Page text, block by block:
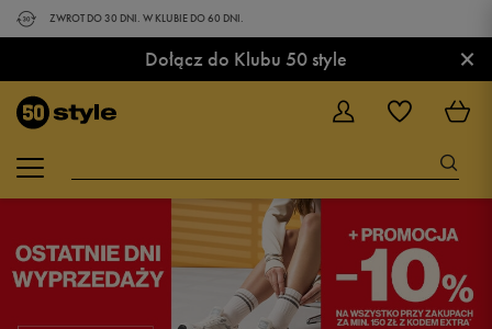
ZWROT DO 30 DNI. W KLUBIE DO 60 DNI.
Dołącz do Klubu 50 style ×